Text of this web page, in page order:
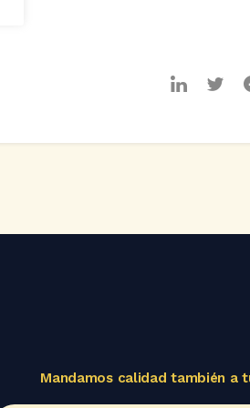
Mandamos calidad también a